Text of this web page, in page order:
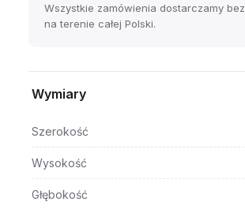
Wszystkie zamówienia dostarczamy
na terenie całej Polski.
Wymiary
Szerokość
Wysokość
Głębokość